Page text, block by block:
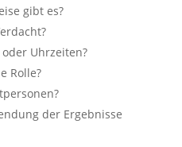
gibt es?
Uhrzeiten?
Rolle?
der Ergebnisse